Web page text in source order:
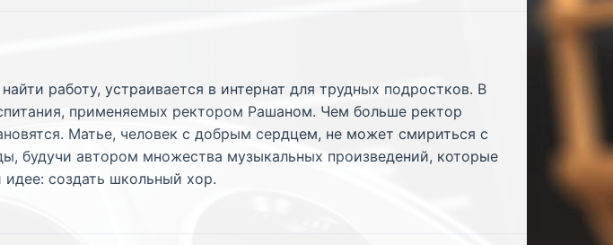
работу, устраивается в интернат для трудных подростков. В
применяемых ректором Рашаном. Чем больше ректор
Матье, человек с добрым сердцем, не может смириться с
будучи автором множества музыкальных произведений, которые
создать школьный хор.